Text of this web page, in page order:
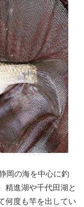
岡の海を中心に釣
精進湖や千代田湖と
何度も竿を出してい